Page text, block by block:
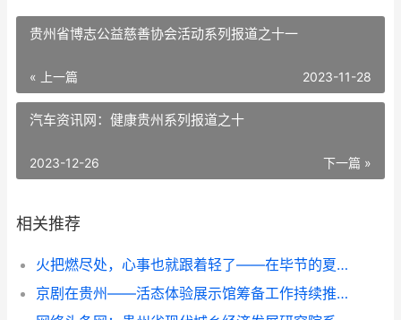
贵州省博志公益慈善协会活动系列报道之十一
« 上一篇 2023-11-28
汽车资讯网：健康贵州系列报道之十
下一篇 »
2023-12-26
相关推荐
火把燃尽处，心事也就跟着轻了——在毕节的夏夜与千年文明相拥
京剧在贵州——活态体验展示馆筹备工作持续推进中